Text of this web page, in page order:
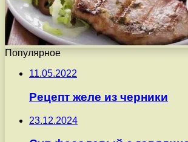
Популярное
11.05.2022
Рецепт желе из черники
23.12.2024